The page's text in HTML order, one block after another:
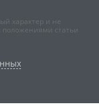
характер и не
положениями статьи